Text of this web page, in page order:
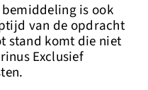
is ook
van de opdracht
stand komt die niet
Exclusief